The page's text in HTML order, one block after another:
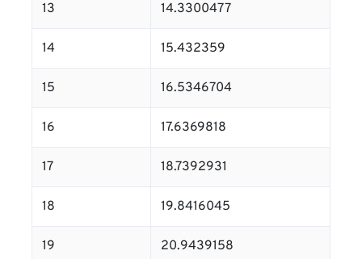
13 14.3300477
14 15.432359
15 16.5346704
16 17.6369818
17 18.7392931
18 19.8416045
19 20.9439158